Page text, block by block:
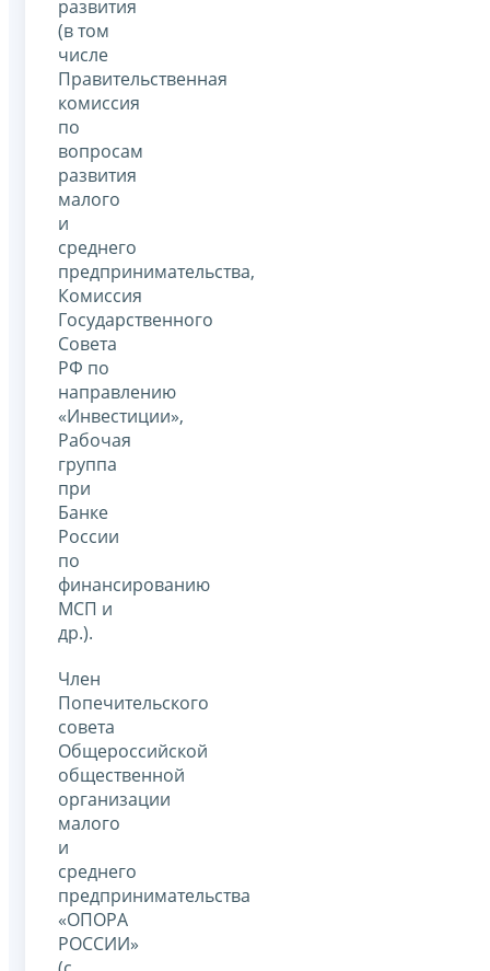
развития
(в том
числе
Правительственная
комиссия
по
вопросам
развития
малого
и
среднего
предпринимательства,
Комиссия
Государственного
Совета
РФ по
направлению
«Инвестиции»,
Рабочая
группа
при
Банке
России
по
финансированию
МСП и
др.).
Член
Попечительского
совета
Общероссийской
общественной
организации
малого
и
среднего
предпринимательства
«ОПОРА
РОССИИ»